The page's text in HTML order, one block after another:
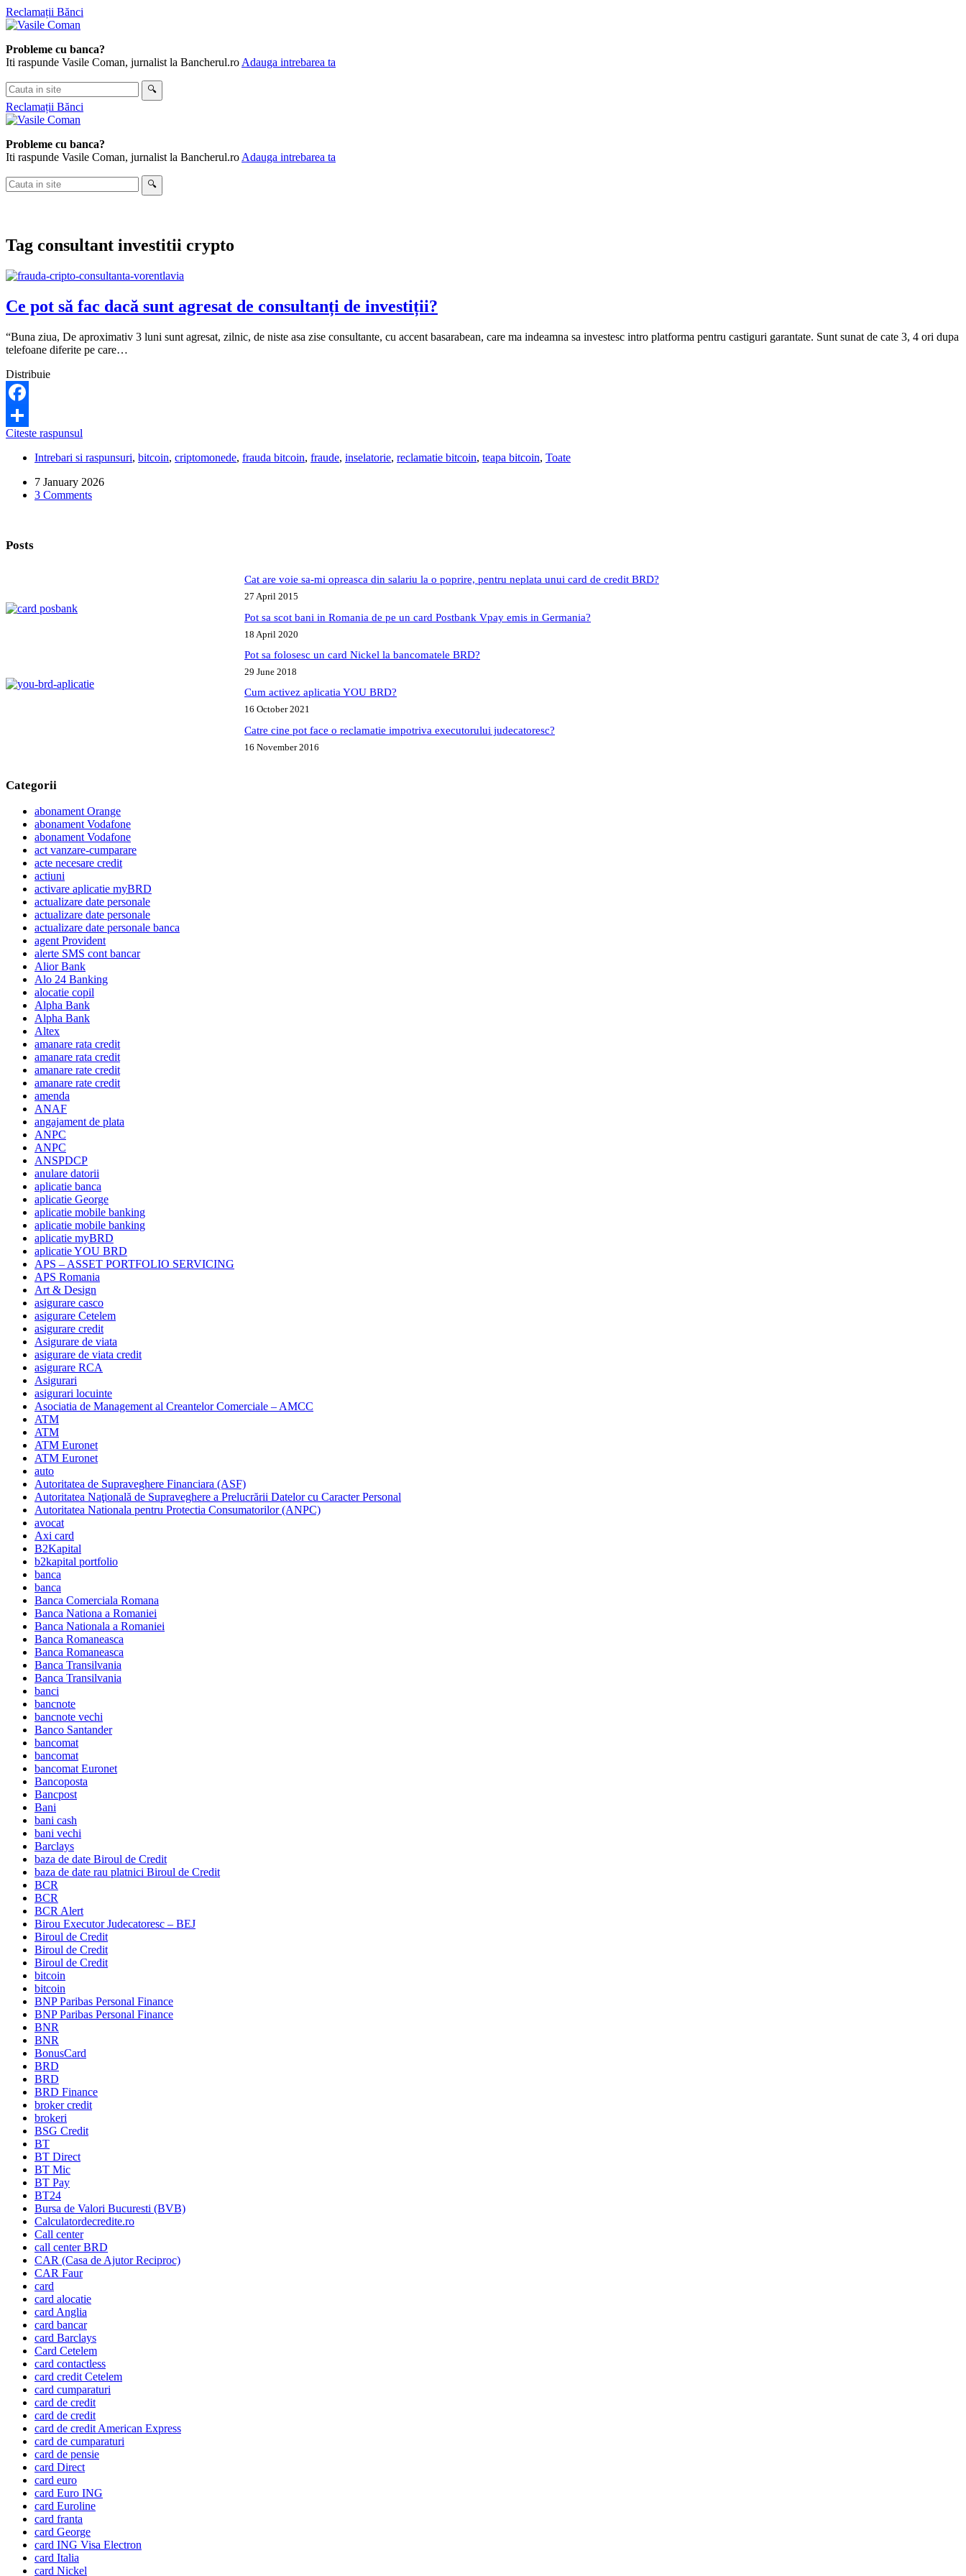
Skip
to
Reclamații Bănci
Probleme cu banca?
Iti raspunde Vasile Coman, jurnalist la Bancherul.ro Adauga intrebarea ta
Cauta
in
site
🔍
Reclamații Bănci
Probleme cu banca?
Iti raspunde Vasile Coman, jurnalist la Bancherul.ro Adauga intrebarea ta
Cauta
in
🔍
Tag consultant investitii crypto
Ce pot să fac dacă sunt agresat de consultanți de investiții?
“Buna ziua, De aproximativ 3 luni sunt agresat, zilnic, de niste asa zise consultante, cu accent basarabean, care ma indeamna sa investesc intro platforma pentru castiguri garantate. Sunt sunat de cate 3, 4 ori dupa
telefoane diferite pe care…
Distribuie
Facebook
Share
Citeste raspunsul
să
dacă
sunt
Intrebari si raspunsuri, bitcoin, criptomonede, frauda bitcoin, fraude, inselatorie, reclamatie bitcoin, teapa bitcoin, Toate
7 January 2026
3 Comments
Posts
Cat are voie sa-mi opreasca din salariu la o poprire, pentru neplata unui card de credit BRD?
27 April 2015
Pot sa scot bani in Romania de pe un card Postbank Vpay emis in Germania?
18 April 2020
Pot sa folosesc un card Nickel la bancomatele BRD?
29 June 2018
Cum activez aplicatia YOU BRD?
16 October 2021
Catre cine pot face o reclamatie impotriva executorului judecatoresc?
16 November 2016
Categorii
abonament Orange
abonament Vodafone
abonament Vodafone
act vanzare-cumparare
acte necesare credit
actiuni
activare aplicatie myBRD
actualizare date personale
actualizare date personale
actualizare date personale banca
agent Provident
alerte SMS cont bancar
Alior Bank
Alo 24 Banking
alocatie copil
Alpha Bank
Alpha Bank
Altex
amanare rata credit
amanare rata credit
amanare rate credit
amanare rate credit
amenda
ANAF
angajament de plata
ANPC
ANPC
ANSPDCP
anulare datorii
aplicatie banca
aplicatie George
aplicatie mobile banking
aplicatie mobile banking
aplicatie myBRD
aplicatie YOU BRD
APS – ASSET PORTFOLIO SERVICING
APS Romania
Art & Design
asigurare casco
asigurare Cetelem
asigurare credit
Asigurare de viata
asigurare de viata credit
asigurare RCA
Asigurari
asigurari locuinte
Asociatia de Management al Creantelor Comerciale – AMCC
ATM
ATM
ATM Euronet
ATM Euronet
auto
Autoritatea de Supraveghere Financiara (ASF)
Autoritatea Naţională de Supraveghere a Prelucrării Datelor cu Caracter Personal
Autoritatea Nationala pentru Protectia Consumatorilor (ANPC)
avocat
Axi card
B2Kapital
b2kapital portfolio
banca
banca
Banca Comerciala Romana
Banca Nationa a Romaniei
Banca Nationala a Romaniei
Banca Romaneasca
Banca Romaneasca
Banca Transilvania
Banca Transilvania
banci
bancnote
bancnote vechi
Banco Santander
bancomat
bancomat
bancomat Euronet
Bancoposta
Bancpost
Bani
bani cash
bani vechi
Barclays
baza de date Biroul de Credit
baza de date rau platnici Biroul de Credit
BCR
BCR
BCR Alert
Birou Executor Judecatoresc – BEJ
Biroul de Credit
Biroul de Credit
Biroul de Credit
bitcoin
bitcoin
BNP Paribas Personal Finance
BNP Paribas Personal Finance
BNR
BNR
BonusCard
BRD
BRD
BRD Finance
broker credit
brokeri
BSG Credit
BT
BT Direct
BT Mic
BT Pay
BT24
Bursa de Valori Bucuresti (BVB)
Calculatordecredite.ro
Call center
call center BRD
CAR (Casa de Ajutor Reciproc)
CAR Faur
card
card alocatie
card Anglia
card bancar
card Barclays
Card Cetelem
card contactless
card credit Cetelem
card cumparaturi
card de credit
card de credit
card de credit American Express
card de cumparaturi
card de pensie
card Direct
card euro
card Euro ING
card Euroline
card franta
card George
card ING Visa Electron
card Italia
card Nickel